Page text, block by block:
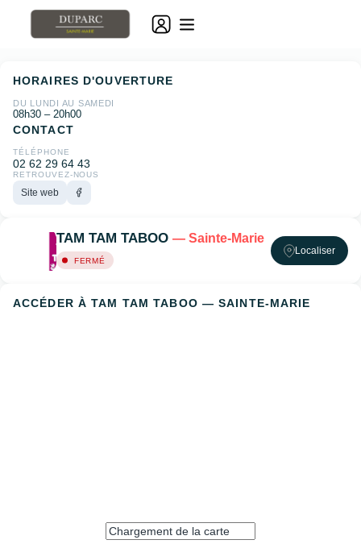
TAM TAM TABOO — Sainte-Marie
FERMÉ
Localiser
ACCÉDER À TAM TAM TABOO — SAINTE-MARIE
HORAIRES D'OUVERTURE
DU LUNDI AU SAMEDI
08h30 – 20h00
CONTACT
TÉLÉPHONE
02 62 29 64 43
RETROUVEZ-NOUS
Site web